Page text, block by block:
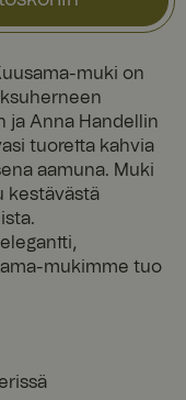
muki on
ja Anna Handellin
tuoretta kahvia
aamuna. Muki
kestävästä
mukimme tuo